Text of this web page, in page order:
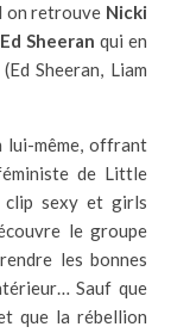
on retrouve Nicki
Ed Sheeran qui en
(Ed Sheeran, Liam
lui-même, offrant
de Little
clip sexy et girls
le groupe
les bonnes
Sauf que
que la rébellion